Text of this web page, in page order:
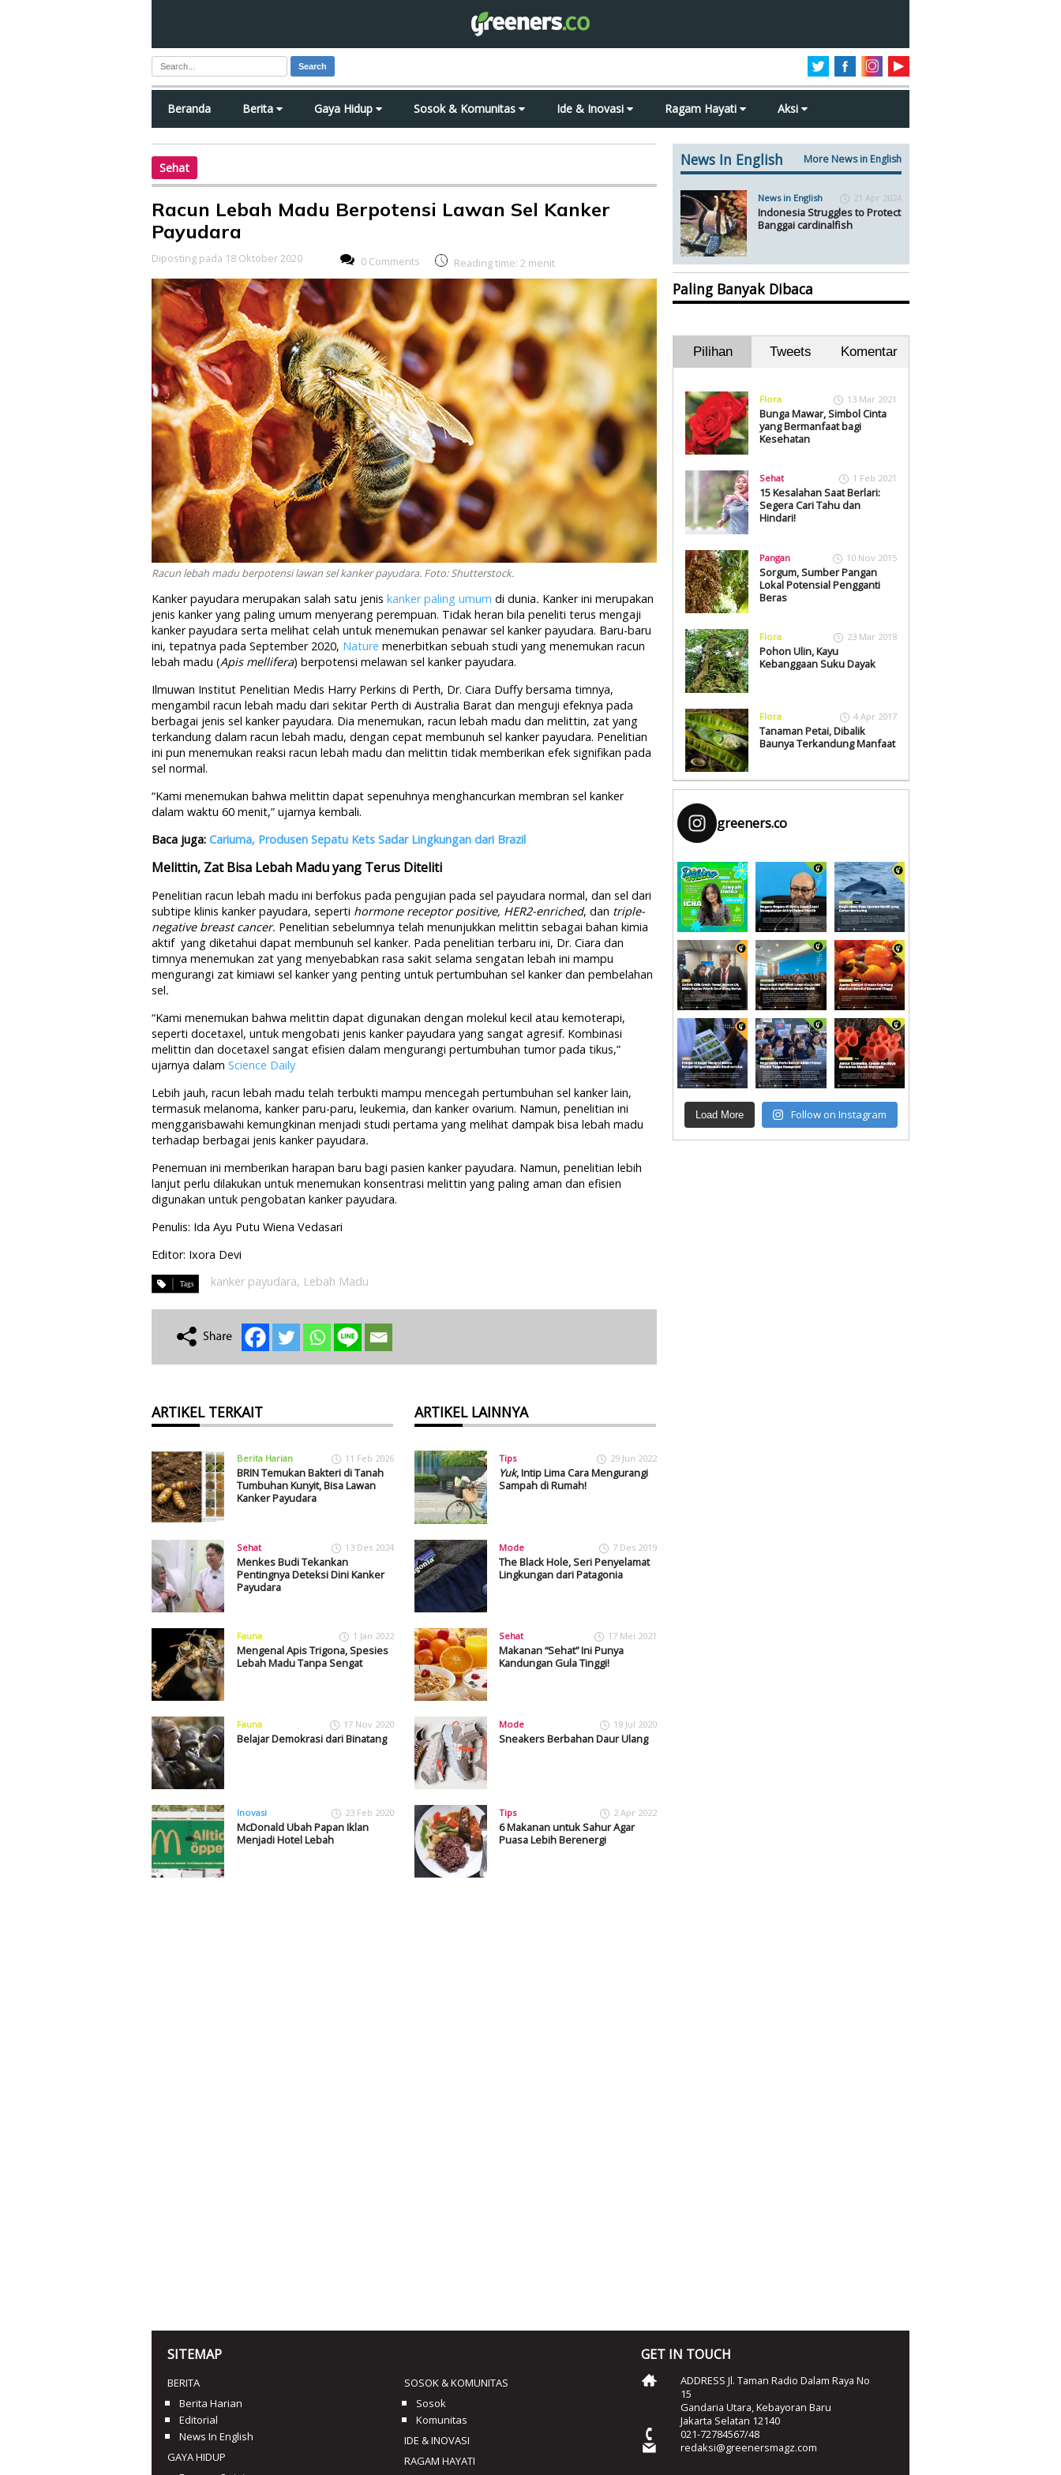
Search
Beranda Berita Gaya Hidup Sosok & Komunitas Ide & Inovasi Ragam Hayati Aksi
Sehat
Racun Lebah Madu Berpotensi Lawan Sel Kanker
Payudara
Diposting pada 18 Oktober 2020 0 Comments Reading time: 2 menit
Racun lebah madu berpotensi lawan sel kanker payudara. Foto: Shutterstock.
Kanker payudara merupakan salah satu jenis kanker paling umum di dunia. Kanker ini merupakan
jenis kanker yang paling umum menyerang perempuan. Tidak heran bila peneliti terus mengaji
kanker payudara serta melihat celah untuk menemukan penawar sel kanker payudara. Baru-baru
ini, tepatnya pada September 2020, Nature menerbitkan sebuah studi yang menemukan racun
lebah madu (Apis mellifera) berpotensi melawan sel kanker payudara.
Ilmuwan Institut Penelitian Medis Harry Perkins di Perth, Dr. Ciara Duffy bersama timnya,
mengambil racun lebah madu dari sekitar Perth di Australia Barat dan menguji efeknya pada
berbagai jenis sel kanker payudara. Dia menemukan, racun lebah madu dan melittin, zat yang
terkandung dalam racun lebah madu, dengan cepat membunuh sel kanker payudara. Penelitian
ini pun menemukan reaksi racun lebah madu dan melittin tidak memberikan efek signifikan pada
sel normal.
“Kami menemukan bahwa melittin dapat sepenuhnya menghancurkan membran sel kanker
dalam waktu 60 menit,” ujarnya kembali.
Baca juga: Cariuma, Produsen Sepatu Kets Sadar Lingkungan dari Brazil
Melittin, Zat Bisa Lebah Madu yang Terus Diteliti
Penelitian racun lebah madu ini berfokus pada pengujian pada sel payudara normal, dan sel dari
subtipe klinis kanker payudara, seperti hormone receptor positive, HER2-enriched, dan triple-
negative breast cancer. Penelitian sebelumnya telah menunjukkan melittin sebagai bahan kimia
aktif yang diketahui dapat membunuh sel kanker. Pada penelitian terbaru ini, Dr. Ciara dan
timnya menemukan zat yang menyebabkan rasa sakit selama sengatan lebah ini mampu
mengurangi zat kimiawi sel kanker yang penting untuk pertumbuhan sel kanker dan pembelahan
sel.
“Kami menemukan bahwa melittin dapat digunakan dengan molekul kecil atau kemoterapi,
seperti docetaxel, untuk mengobati jenis kanker payudara yang sangat agresif. Kombinasi
melittin dan docetaxel sangat efisien dalam mengurangi pertumbuhan tumor pada tikus,”
ujarnya dalam Science Daily
Lebih jauh, racun lebah madu telah terbukti mampu mencegah pertumbuhan sel kanker lain,
termasuk melanoma, kanker paru-paru, leukemia, dan kanker ovarium. Namun, penelitian ini
menggarisbawahi kemungkinan menjadi studi pertama yang melihat dampak bisa lebah madu
terhadap berbagai jenis kanker payudara.
Penemuan ini memberikan harapan baru bagi pasien kanker payudara. Namun, penelitian lebih
lanjut perlu dilakukan untuk menemukan konsentrasi melittin yang paling aman dan efisien
digunakan untuk pengobatan kanker payudara.
Penulis: Ida Ayu Putu Wiena Vedasari
Editor: Ixora Devi
kanker payudara, Lebah Madu
ARTIKEL TERKAIT
Berita Harian 11 Feb 2026
BRIN Temukan Bakteri di Tanah
Tumbuhan Kunyit, Bisa Lawan
Kanker Payudara
Sehat 13 Des 2024
Menkes Budi Tekankan
Pentingnya Deteksi Dini Kanker
Payudara
Fauna 1 Jan 2022
Mengenal Apis Trigona, Spesies
Lebah Madu Tanpa Sengat
Fauna 17 Nov 2020
Belajar Demokrasi dari Binatang
Inovasi 23 Feb 2020
McDonald Ubah Papan Iklan
Menjadi Hotel Lebah
ARTIKEL LAINNYA
Tips 29 Jun 2022
Yuk, Intip Lima Cara Mengurangi
Sampah di Rumah!
Mode 7 Des 2019
The Black Hole, Seri Penyelamat
Lingkungan dari Patagonia
Sehat 17 Mei 2021
Makanan “Sehat” Ini Punya
Kandungan Gula Tinggi!
Mode 18 Jul 2020
Sneakers Berbahan Daur Ulang
Tips 2 Apr 2022
6 Makanan untuk Sahur Agar
Puasa Lebih Berenergi
News In English More News in English
News in English 21 Apr 2024
Indonesia Struggles to Protect
Banggai cardinalfish
Paling Banyak Dibaca
Pilihan Tweets Komentar
Flora 13 Mar 2021
Bunga Mawar, Simbol Cinta
yang Bermanfaat bagi
Kesehatan
Sehat 1 Feb 2021
15 Kesalahan Saat Berlari:
Segera Cari Tahu dan
Hindari!
Pangan 10 Nov 2015
Sorgum, Sumber Pangan
Lokal Potensial Pengganti
Beras
Flora 23 Mar 2018
Pohon Ulin, Kayu
Kebanggaan Suku Dayak
Flora 4 Apr 2017
Tanaman Petai, Dibalik
Baunya Terkandung Manfaat
greeners.co
Load More Follow on Instagram
SITEMAP
BERITA
Berita Harian
Editorial
News In English
GAYA HIDUP
SOSOK & KOMUNITAS
Sosok
Komunitas
IDE & INOVASI
RAGAM HAYATI
GET IN TOUCH
ADDRESS Jl. Taman Radio Dalam Raya No
15
Gandaria Utara, Kebayoran Baru
Jakarta Selatan 12140
021-72784567/48
redaksi@greenersmagz.com